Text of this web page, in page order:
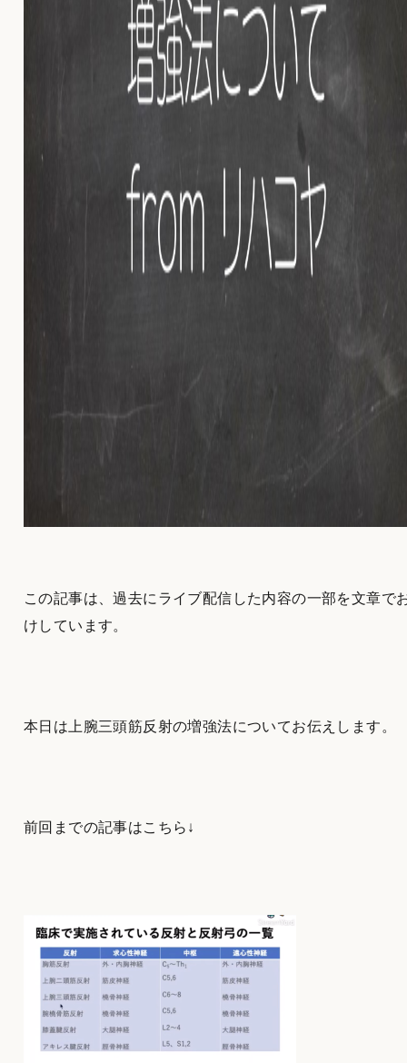
この記事は、過去にライブ配信した内容の一部を文章で
けしています。
本日は上腕三頭筋反射の増強法についてお伝えします。
前回までの記事はこちら↓